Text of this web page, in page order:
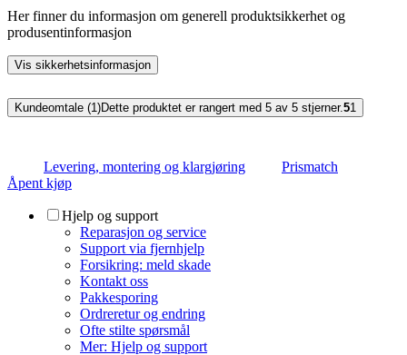
Her finner du informasjon om generell produktsikkerhet og
produsentinformasjon
Vis sikkerhetsinformasjon
Kundeomtale (1)Dette produktet er rangert med 5 av 5 stjerner.51
Levering, montering og klargjøring
Prismatch
Åpent kjøp
Hjelp og support
Reparasjon og service
Support via fjernhjelp
Forsikring: meld skade
Kontakt oss
Pakkesporing
Ordreretur og endring
Ofte stilte spørsmål
Mer: Hjelp og support